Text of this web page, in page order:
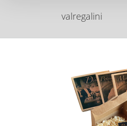
valregalini